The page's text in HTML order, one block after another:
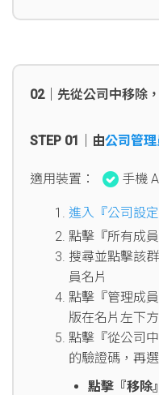
02｜先從公司中移除
STEP 01｜由公司管理
適用裝置： 手機
進入『公司設定
點擊『所有成員
搜尋並點擊該
員名片
點擊『管理成
版在名片左下方
點擊『從公司
的驗證碼，再
點擊『移除』